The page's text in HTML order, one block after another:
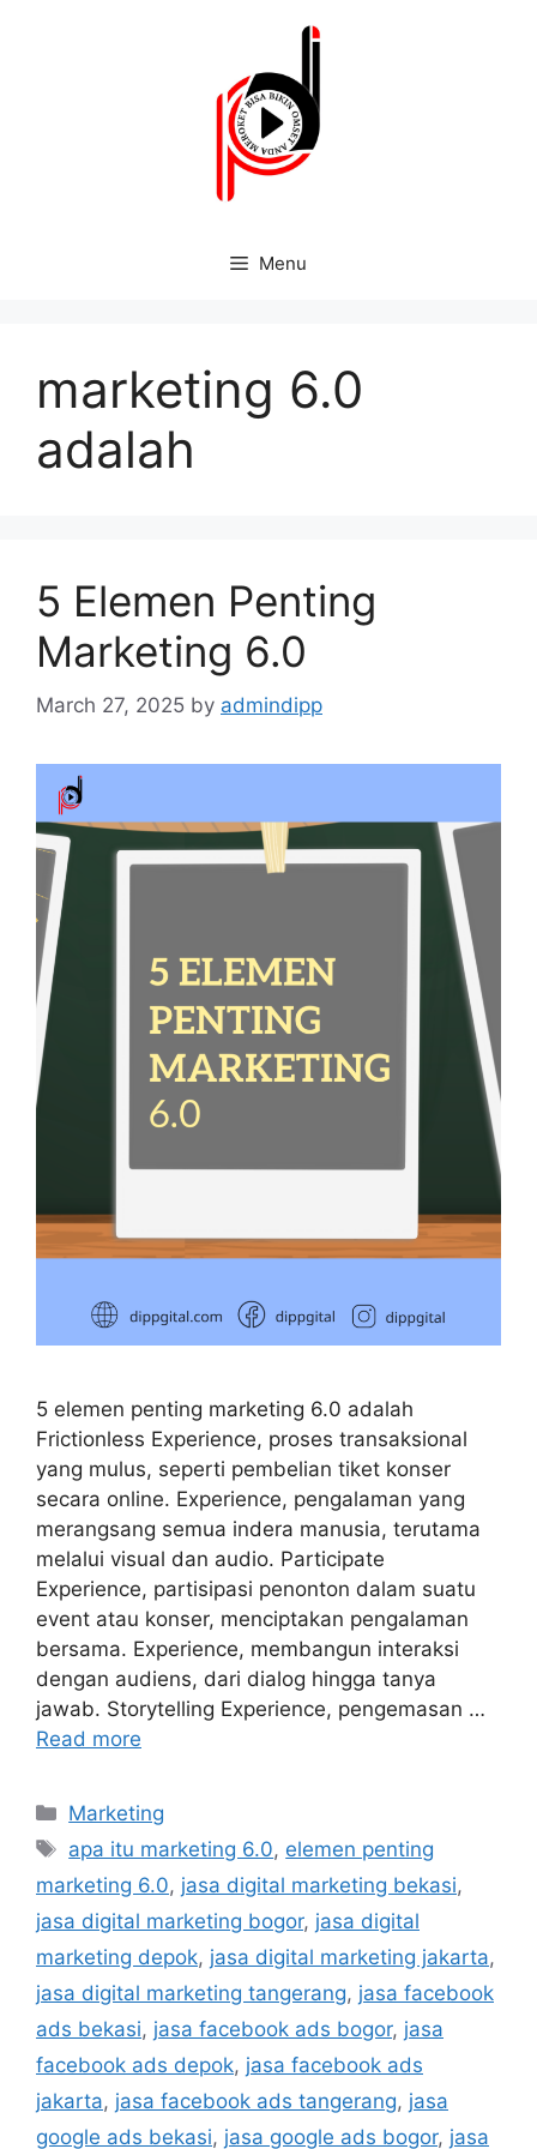
Menu
marketing 6.0
adalah
5 Elemen Penting
Marketing 6.0
March 27, 2025 by admindipp
5 elemen penting marketing 6.0 adalah
Frictionless Experience, proses transaksional
yang mulus, seperti pembelian tiket konser
secara online. Experience, pengalaman yang
merangsang semua indera manusia, terutama
melalui visual dan audio. Participate
Experience, partisipasi penonton dalam suatu
event atau konser, menciptakan pengalaman
bersama. Experience, membangun interaksi
dengan audiens, dari dialog hingga tanya
jawab. Storytelling Experience, pengemasan …
Read more
Marketing
apa itu marketing 6.0, elemen penting
marketing 6.0, jasa digital marketing bekasi,
jasa digital marketing bogor, jasa digital
marketing depok, jasa digital marketing jakarta,
jasa digital marketing tangerang, jasa facebook
ads bekasi, jasa facebook ads bogor, jasa
facebook ads depok, jasa facebook ads
jakarta, jasa facebook ads tangerang, jasa
google ads bekasi, jasa google ads bogor, jasa